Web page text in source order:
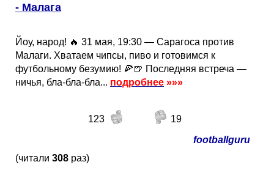
- Малага
Йоу, народ! 🔥 31 мая, 19:30 — Сарагоса против
Малаги. Хватаем чипсы, пиво и готовимся к
футбольному безумию! 🍕🍺 Последняя встреча —
ничья, бла-бла-бла... подробнее »»»
123
19
footballguru
(читали 308 раз)